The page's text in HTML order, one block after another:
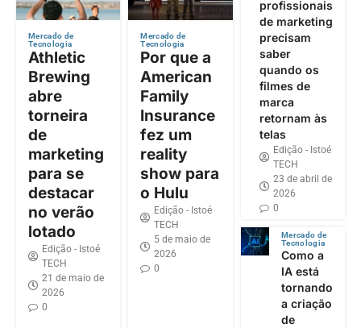
Mercado de
Tecnologia
Athletic
Brewing
abre
torneira
de
marketing
para se
destacar
no verão
lotado
Edição - Istoé
TECH
21 de maio de
2026
0
Mercado de
Tecnologia
Por que a
American
Family
Insurance
fez um
reality
show para
o Hulu
Edição - Istoé
TECH
5 de maio de
2026
0
profissionais
de marketing
precisam
saber
quando os
filmes de
marca
retornam às
telas
Edição - Istoé
TECH
23 de abril de
2026
0
Mercado de
Tecnologia
Como a
IA está
tornando
a criação
de